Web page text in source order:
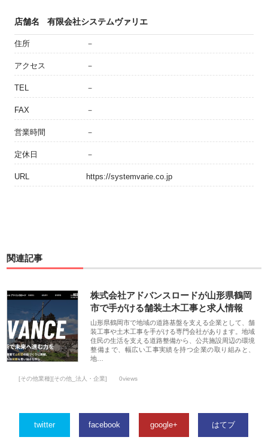
店舗名 有限会社システムヴァリエ
住所 －
アクセス －
TEL －
FAX －
営業時間 －
定休日 －
URL https://systemvarie.co.jp
関連記事
株式会社アドバンスロードが山形県鶴岡
市で手がける舗装土木工事と求人情報
山形県鶴岡市で地域の道路基盤を支える企業として、舗
装工事や土木工事を手がける専門会社があります。地域
住民の生活を支える道路整備から、公共施設周辺の環境
整備まで、幅広い工事実績を持つ企業の取り組みと、
地…
[その他業種][その他_法人・企業] 0views
twitter facebook google+ はてブ